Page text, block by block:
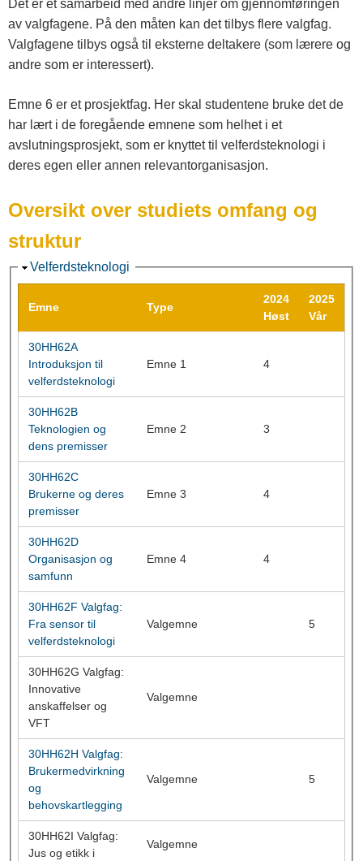
Det er et samarbeid med andre linjer om gjennomføringen
av valgfagene. På den måten kan det tilbys flere valgfag.
Valgfagene tilbys også til eksterne deltakere (som lærere og
andre som er interessert).
Emne 6 er et prosjektfag. Her skal studentene bruke det de
har lært i de foregående emnene som helhet i et
avslutningsprosjekt, som er knyttet til velferdsteknologi i
deres egen eller annen relevantorganisasjon.
Oversikt over studiets omfang og
struktur
S
k
j
l
Velferdsteknologi
Emne Type
2024
Høst
2025
Vår
30HH62A
Introduksjon til
velferdsteknologi
Emne 1 4
30HH62B
Teknologien og
dens premisser
Emne 2 3
30HH62C
Brukerne og deres
premisser
Emne 3 4
30HH62D
Organisasjon og
samfunn
Emne 4 4
30HH62F Valgfag:
Fra sensor til
velferdsteknologi
Valgemne 5
30HH62G Valgfag:
Innovative
anskaffelser og
VFT
Valgemne
30HH62H Valgfag:
Brukermedvirkning
og
behovskartlegging
Valgemne 5
30HH62I Valgfag:
Jus og etikk i
Valgemne